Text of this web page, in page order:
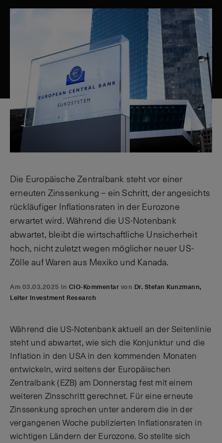
Die Europäische Zentralbank steht vor einer
erneuten Zinssenkung – ein Schritt, der angesichts
rückläufiger Inflationsraten in der Eurozone
erwartet wird. Während die US-Notenbank
abwartet, bleibt die wirtschaftliche Unsicherheit
hoch, nicht zuletzt wegen möglicher neuer US-
Zölle auf Waren aus Mexiko und Kanada.
Am 03.03.2025 in CIO-Kommentar von Dr. Stefan Kunzmann,
Leiter Investment Research
Während die US-Notenbank aktuell an der Seitenlinie
steht und abwartet, wie sich die Konjunktur und die
Inflation in den USA in den kommenden Monaten
entwickeln, wird seitens der Europäischen
Zentralbank (EZB) am Donnerstag fest mit einem
weiteren Zinsschritt gerechnet. Für eine erneute
Zinssenkung sprechen unter anderem die in der
vergangenen Woche publizierten Inflationsraten in
wichtigen Ländern der Eurozone. So stellte sich